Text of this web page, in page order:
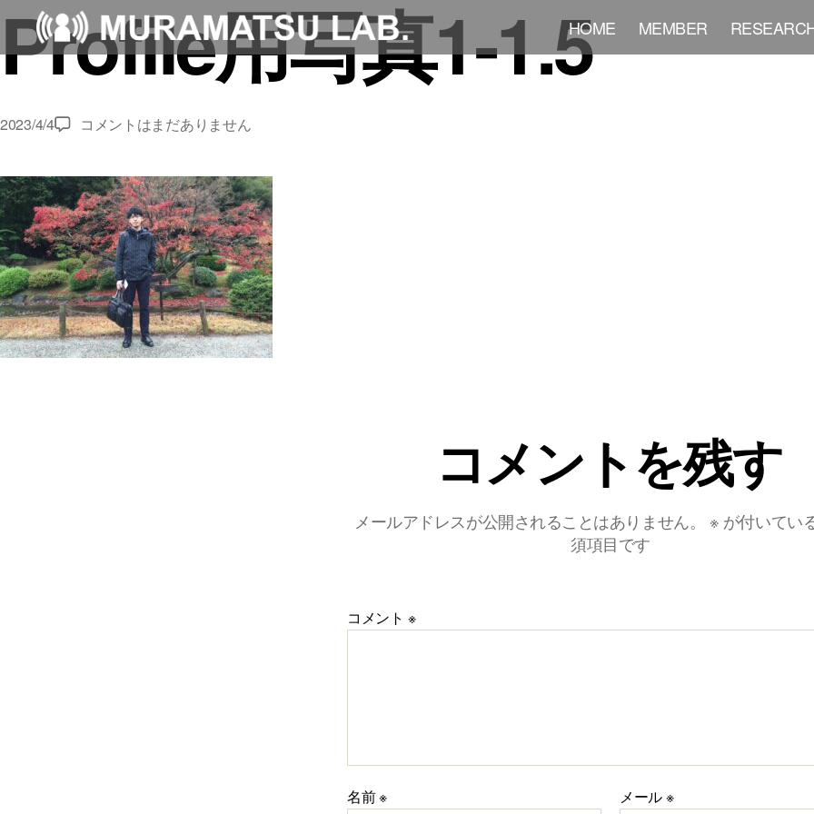
HOME MEMBER
Profile用写真1-1.5
2023/4/4
Profile
真
1-
1.5
へ
の
コメントはまだありません
コメントを残す
メールアドレスが公開されることはありません。 ※ が付いてい
須項目です
コメント ※
名前※ メール※